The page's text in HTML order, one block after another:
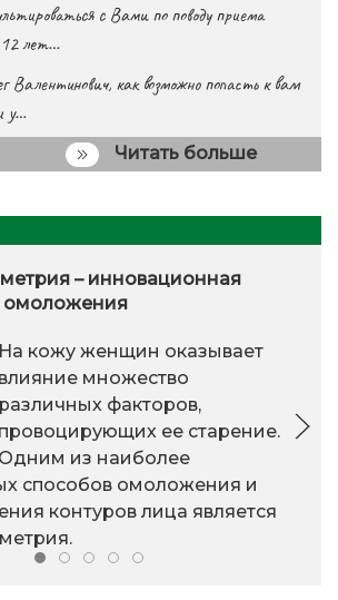
с Вами по поводу приема
12 лет…
Валентинович, как возможно попасть к вам
у…
Читать больше
– инновационная
омоложения
На кожу женщин оказывает
влияние множество
различных факторов,
провоцирующих ее старение.
Одним из наиболее
способов омоложения и
контуров лица является